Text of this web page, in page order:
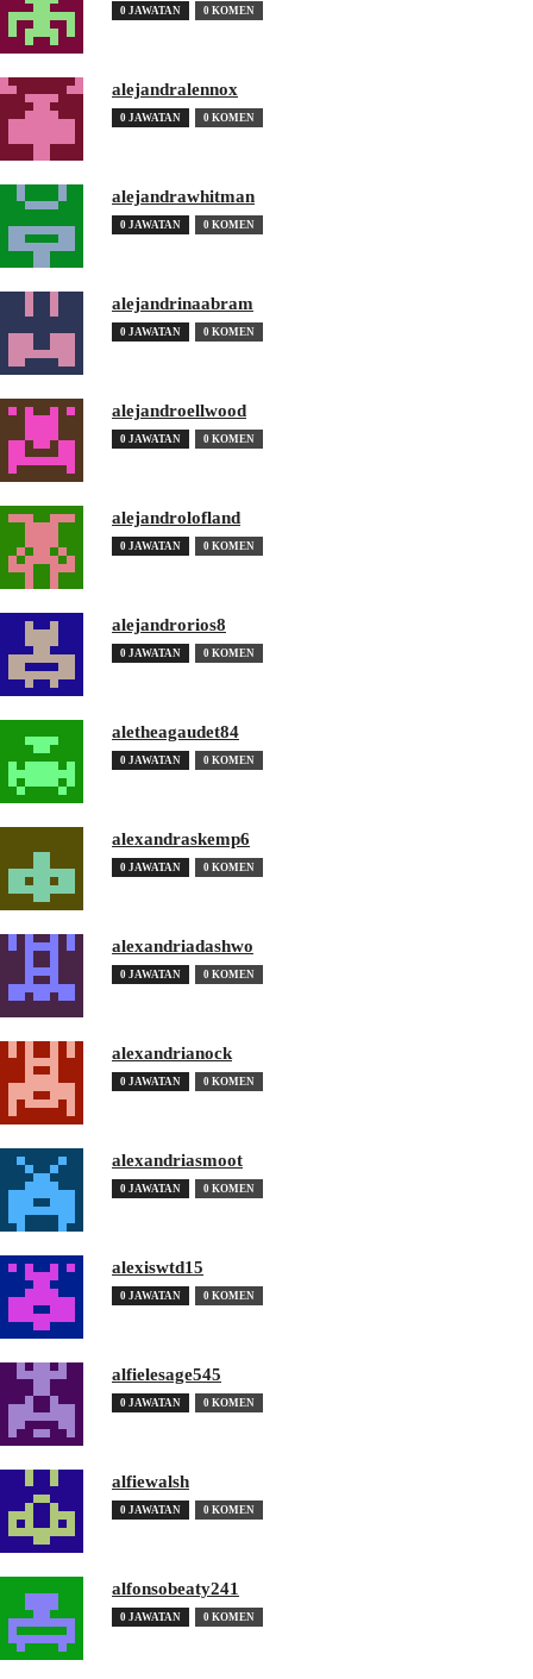
0 JAWATAN 0 KOMEN
alejandralennox
0 JAWATAN 0 KOMEN
alejandrawhitman
0 JAWATAN 0 KOMEN
alejandrinaabram
0 JAWATAN 0 KOMEN
alejandroellwood
0 JAWATAN 0 KOMEN
alejandrolofland
0 JAWATAN 0 KOMEN
alejandrorios8
0 JAWATAN 0 KOMEN
aletheagaudet84
0 JAWATAN 0 KOMEN
alexandraskemp6
0 JAWATAN 0 KOMEN
alexandriadashwo
0 JAWATAN 0 KOMEN
alexandrianock
0 JAWATAN 0 KOMEN
alexandriasmoot
0 JAWATAN 0 KOMEN
alexiswtd15
0 JAWATAN 0 KOMEN
alfielesage545
0 JAWATAN 0 KOMEN
alfiewalsh
0 JAWATAN 0 KOMEN
alfonsobeaty241
0 JAWATAN 0 KOMEN